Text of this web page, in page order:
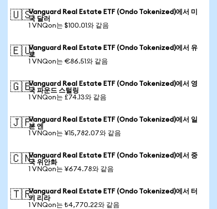
🇺🇸Vanguard Real Estate ETF (Ondo Tokenized)에서 미
국 달러
1 VNQon는 $100.01와 같음
🇪🇺Vanguard Real Estate ETF (Ondo Tokenized)에서 유
로
1 VNQon는 €86.51와 같음
🇬🇧Vanguard Real Estate ETF (Ondo Tokenized)에서 영
국 파운드 스털링
1 VNQon는 £74.13와 같음
🇯🇵Vanguard Real Estate ETF (Ondo Tokenized)에서 일
본 엔
1 VNQon는 ¥15,782.07와 같음
🇨🇳Vanguard Real Estate ETF (Ondo Tokenized)에서 중
국 위안화
1 VNQon는 ¥674.78와 같음
🇹🇷Vanguard Real Estate ETF (Ondo Tokenized)에서 터
키 리라
1 VNQon는 ₺4,770.22와 같음